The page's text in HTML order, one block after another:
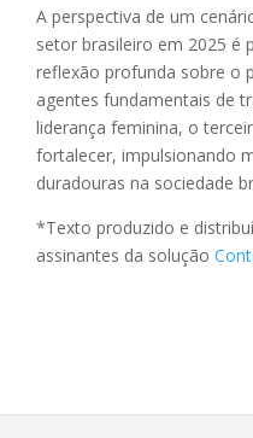
A perspectiva de um
setor brasileiro em 2025 é
reflexão profunda sobre o
agentes fundamentais de
liderança feminina, o
fortalecer, impulsionando
duradouras na sociedade
*Texto produzido e
assinantes da solução